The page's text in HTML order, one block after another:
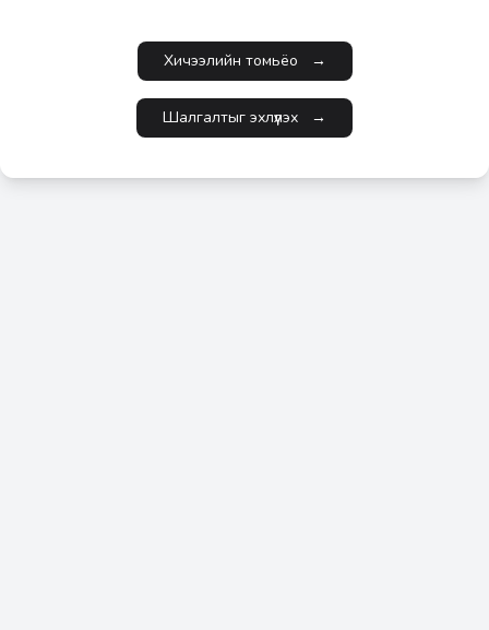
Хичээлийн томьёо →
Шалгалтыг эхлүүлэх →